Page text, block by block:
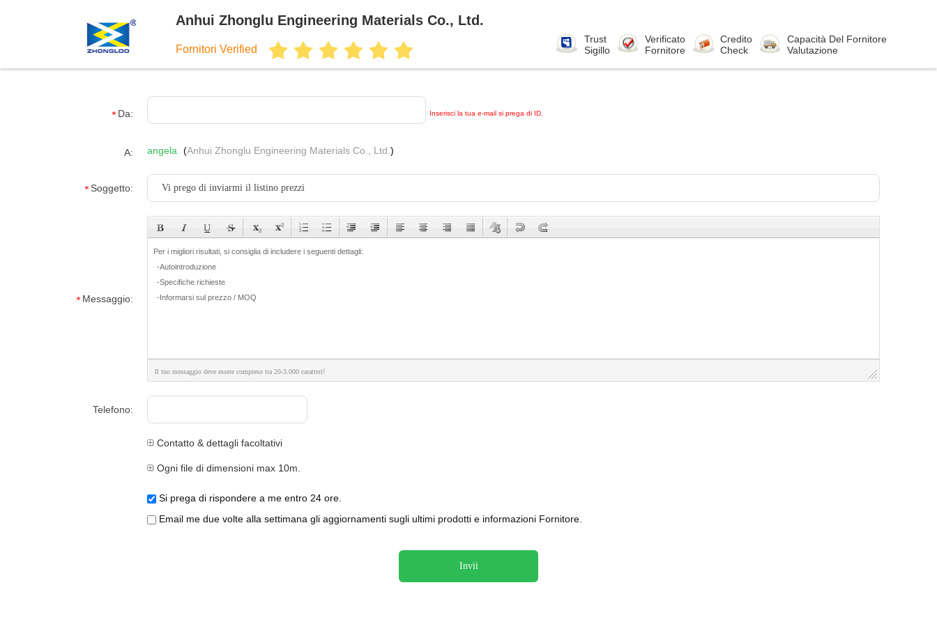
Anhui Zhonglu Engineering Materials Co., Ltd.
Fornitori Verified
Trust
Sigillo
Verificato
Fornitore
Credito
Check
Capacità Del Fornitore
Valutazione
Da: Inserisci la tua e-mail si prega di ID.
A: angela (Anhui Zhonglu Engineering Materials Co., Ltd. )
Soggetto:
Messaggio:
Il tuo messaggio deve essere compreso tra 20-3.000 caratteri!
Telefono:
Contatto & dettagli facoltativi
Ogni file di dimensioni max 10m.
Si prega di rispondere a me entro 24 ore.
Email me due volte alla settimana gli aggiornamenti sugli ultimi prodotti e informazioni Fornitore.